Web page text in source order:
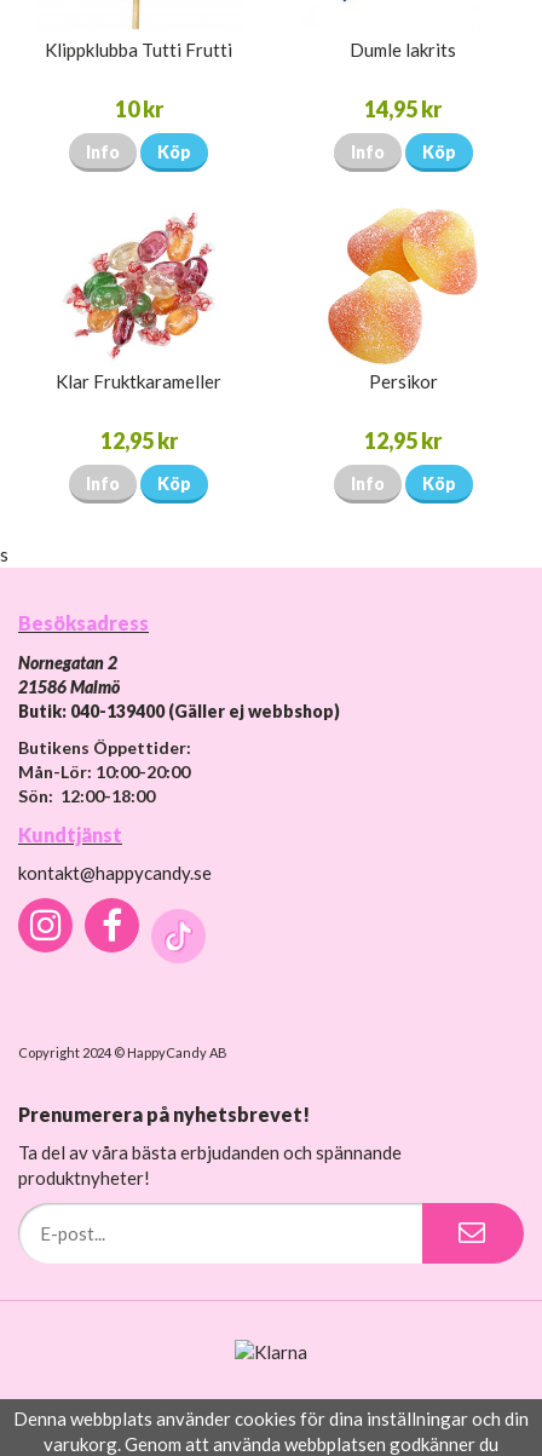
Klippklubba Tutti Frutti
10 kr
Info Köp
Dumle lakrits
14,95 kr
Info Köp
Klar Fruktkarameller
12,95 kr
Info Köp
Persikor
12,95 kr
Info Köp
s
Besöksadress
Nornegatan 2
21586 Malmö
Butik: 040-139400 (Gäller ej webbshop)
Butikens Öppettider:
Mån-Lör: 10:00-20:00
Sön: 12:00-18:00
Kundtjänst
kontakt@happycandy.se
Copyright 2024 © HappyCandy AB
Prenumerera på nyhetsbrevet!
Ta del av våra bästa erbjudanden och spännande
produktnyheter!
Drift & produktion:Wikinggruppen
Denna webbplats använder cookies för dina inställningar och din
varukorg. Genom att använda webbplatsen godkänner du